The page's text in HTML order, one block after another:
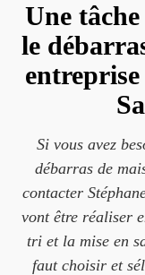
Une
le
Si vous avez
débarras de
contacter
vont être réaliser
tri et la mise en
faut choisir et